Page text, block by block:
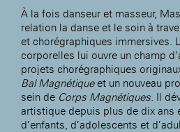
À la fois danseur et masseur,
relation la danse et le soin à
et chorégraphiques immersives.
corporelles lui ouvre un champ
projets chorégraphiques
Bal Magnétiqueet un nouveau
sein de Corps Magnétiques. Il
artistique depuis plus de dix ans
d’enfants, d’adolescents et